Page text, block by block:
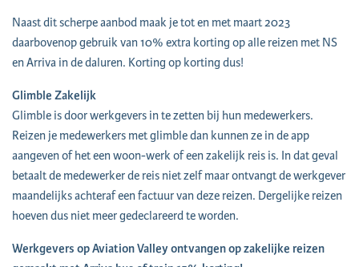
Naast dit scherpe aanbod maak je tot en met maart 2023
daarbovenop gebruik van 10% extra korting op alle reizen met NS
en Arriva in de daluren. Korting op korting dus!
Glimble Zakelijk
Glimble is door werkgevers in te zetten bij hun medewerkers.
Reizen je medewerkers met glimble dan kunnen ze in de app
aangeven of het een woon-werk of een zakelijk reis is. In dat geval
betaalt de medewerker de reis niet zelf maar ontvangt de werkgever
maandelijks achteraf een factuur van deze reizen. Dergelijke reizen
hoeven dus niet meer gedeclareerd te worden.
Werkgevers op Aviation Valley ontvangen op zakelijke reizen